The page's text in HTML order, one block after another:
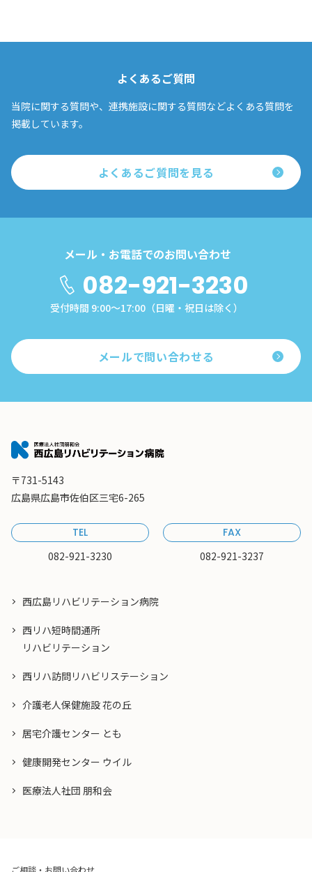
よくあるご質問
当院に関する質問や、連携施設に関する質問などよくある質問を
掲載しています。
よくあるご質問を見る
メール・お電話でのお問い合わせ
082-921-3230
受付時間 9:00～17:00（日曜・祝日は除く）
メールで問い合わせる
〒731-5143
広島県広島市佐伯区三宅6-265
TEL
082-921-3230
FAX
082-921-3237
西広島リハビリテーション病院
西リハ短時間通所
リハビリテーション
西リハ訪問リハビリステーション
介護老人保健施設 花の丘
居宅介護センター とも
健康開発センター ウイル
医療法人社団 朋和会
ご相談・お問い合わせ